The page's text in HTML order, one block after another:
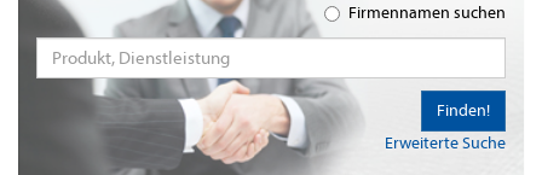
Firmennamen suchen
Erweiterte Suche
Finden!